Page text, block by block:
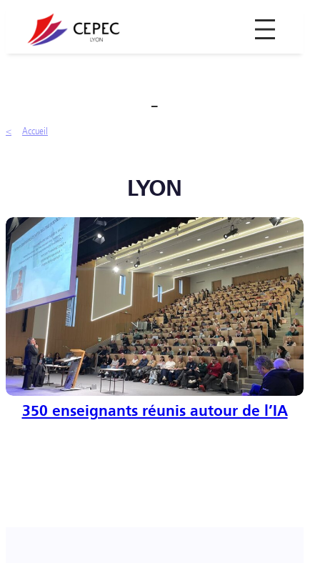
–
Accueil
LYON
350 enseignants réunis autour de l’IA